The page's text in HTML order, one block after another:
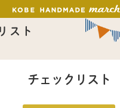
スト
チェックリスト